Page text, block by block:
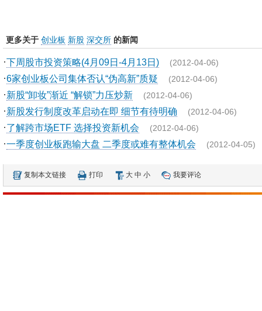
更多关于 创业板 新股 深交所 的新闻
·下周股市投资策略(4月09日-4月13日) (2012-04-06)
·6家创业板公司集体否认“伪高新”质疑 (2012-04-06)
·新股“卸妆”渐近 “解锁”力压炒新 (2012-04-06)
·新股发行制度改革启动在即 细节有待明确 (2012-04-06)
·了解跨市场ETF 选择投资新机会 (2012-04-06)
·一季度创业板跑输大盘 二季度或难有整体机会 (2012-04-05)
复制本文链接 打印 大 中 小 我要评论